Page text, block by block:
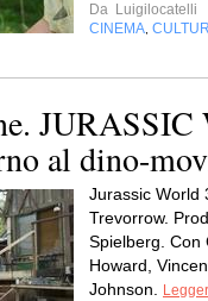
Da Luigilocatelli
CINEMA
al dino-
Jurassic World
Trevorrow.
Spielberg. Con
Howard,
Johnson.